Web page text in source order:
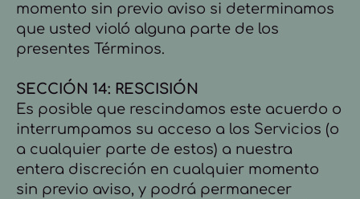
momento sin previo aviso si determinamos
que usted violó alguna parte de los
presentes Términos.
SECCIÓN 14: RESCISIÓN
Es posible que rescindamos este acuerdo o
interrumpamos su acceso a los Servicios (o
a cualquier parte de estos) a nuestra
entera discreción en cualquier momento
sin previo aviso, y podrá permanecer